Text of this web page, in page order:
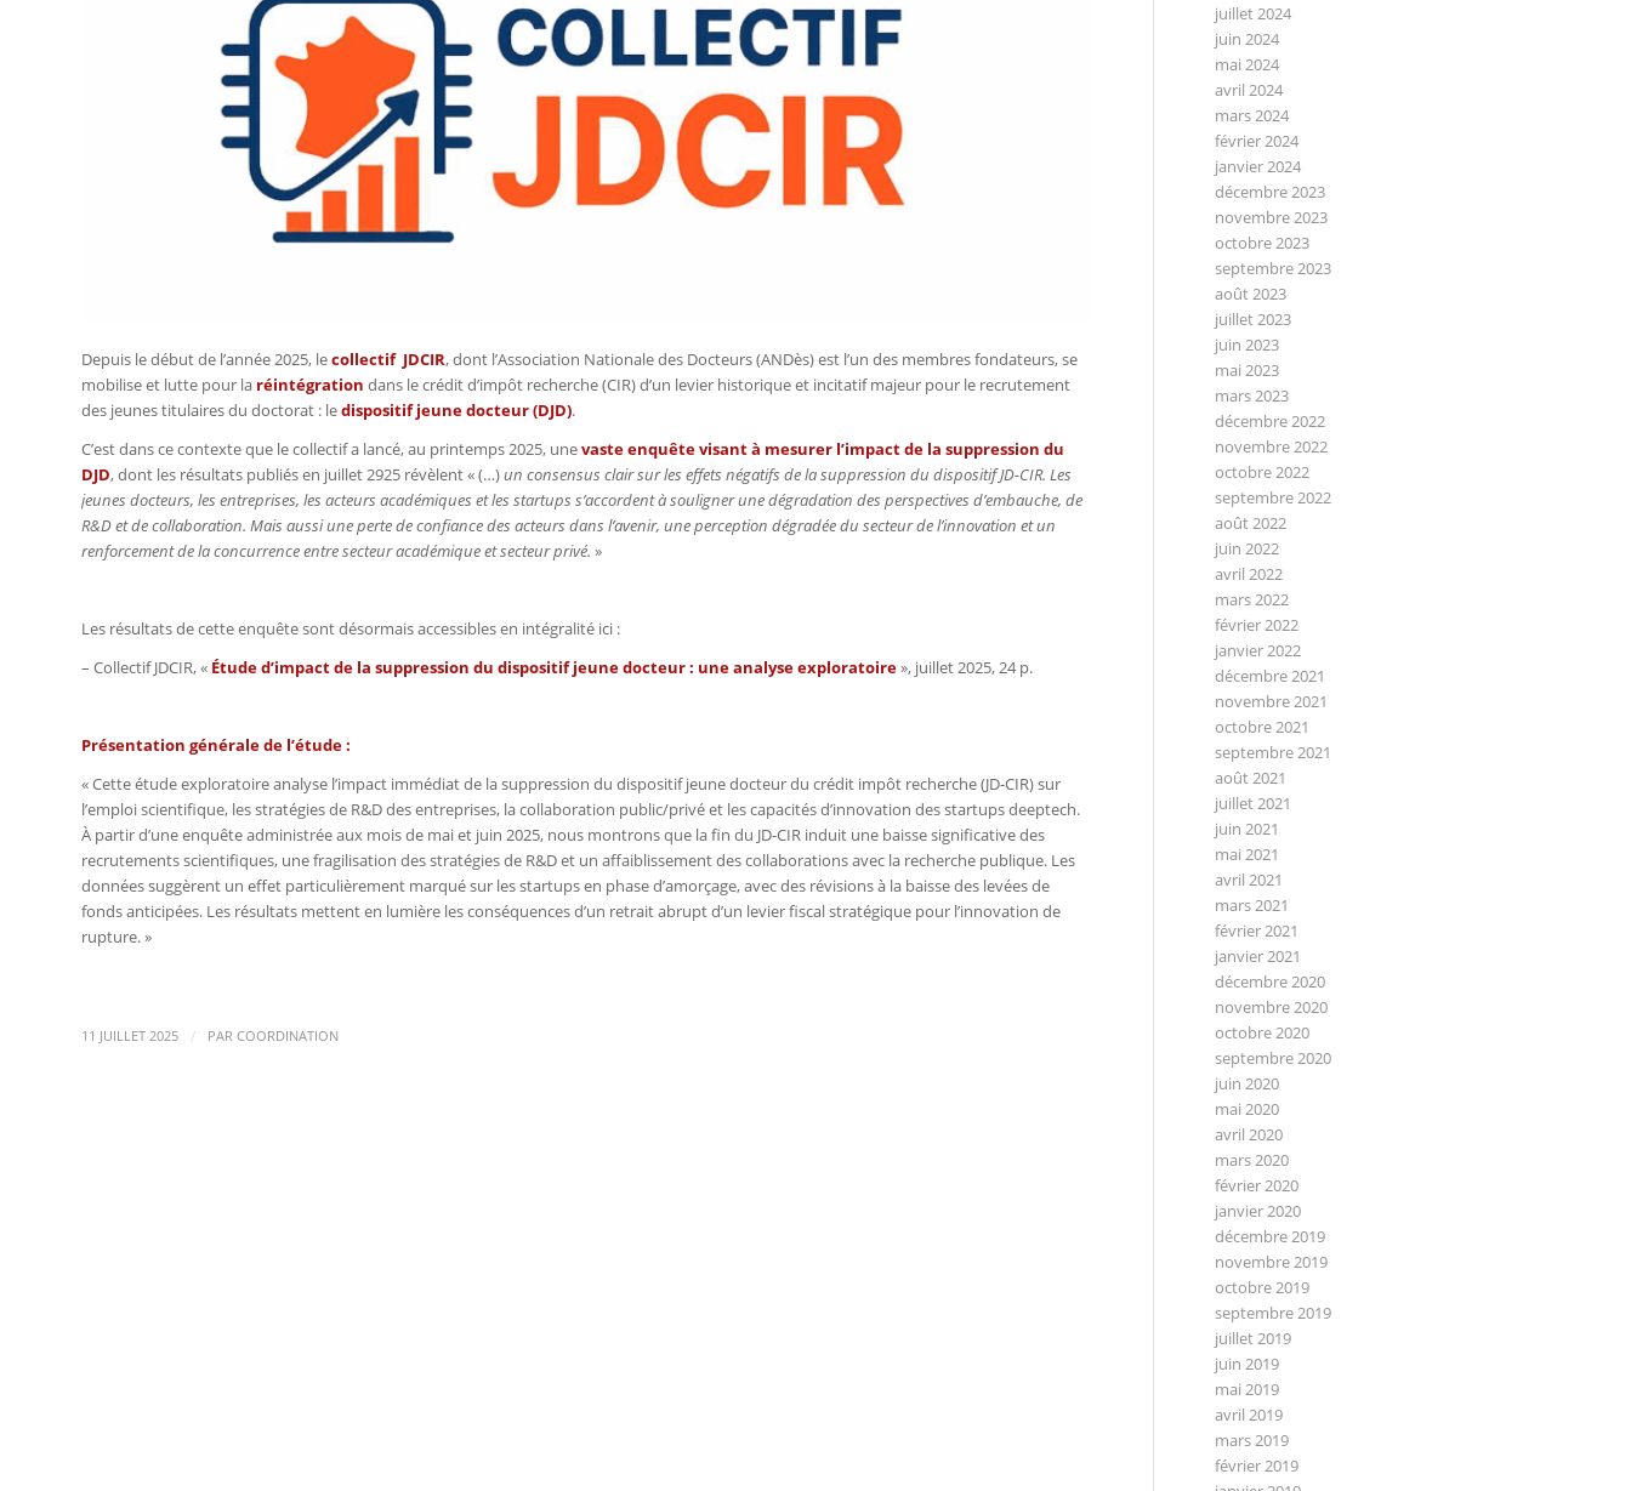
Depuis le début de l’année 2025, lecollectif JDCIR, dont l’Association Nationale des Docteurs (ANDès) est l’un des membres fondateurs, se
mobilise et lutte pour la réintégration dans le crédit d’impôt recherche (CIR) d’un levier historique et incitatif majeur pour le recrutement
des jeunes titulaires du doctorat : ledispositif jeune docteur (DJD).
C’est dans ce contexte que le collectif a lancé, au printemps 2025, unevaste enquête visant à mesurer l’impact de la suppression du
DJD, dont les résultats publiés en juillet 2925 révèlent « (…)un consensus clair sur les effets négatifs de la suppression du dispositif JD-CIR. Les
jeunes docteurs, les entreprises, les acteurs académiques et les startups s’accordent à souligner une dégradation des perspectives d’embauche, de
R&D et de collaboration. Mais aussi une perte de confiance des acteurs dans l’avenir, une perception dégradée du secteur de l’innovation et un
renforcement de la concurrence entre secteur académique et secteur privé. »
Les résultats de cette enquête sont désormais accessibles en intégralité ici :
– Collectif JDCIR, « Étude d’impact de la suppression du dispositif jeune docteur : une analyse exploratoire», juillet 2025, 24 p.
Présentation générale de l’étude :
« Cette étude exploratoire analyse l’impact immédiat de la suppression du dispositif jeune docteur du crédit impôt recherche (JD-CIR) sur
l’emploi scientifique, les stratégies de R&D des entreprises, la collaboration public/privé et les capacités d’innovation des startups deeptech.
À partir d’une enquête administrée aux mois de mai et juin 2025, nous montrons que la fin du JD-CIR induit une baisse significative des
recrutements scientifiques, une fragilisation des stratégies de R&D et un affaiblissement des collaborations avec la recherche publique. Les
données suggèrent un effet particulièrement marqué sur les startups en phase d’amorçage, avec des révisions à la baisse des levées de
fonds anticipées. Les résultats mettent en lumière les conséquences d’un retrait abrupt d’un levier fiscal stratégique pour l’innovation de
rupture. »
11 JUILLET 2025 / PAR COORDINATION
juillet 2024
juin 2024
mai 2024
avril 2024
mars 2024
février 2024
janvier 2024
décembre 2023
novembre 2023
octobre 2023
septembre 2023
août 2023
juillet 2023
juin 2023
mai 2023
mars 2023
décembre 2022
novembre 2022
octobre 2022
septembre 2022
août 2022
juin 2022
avril 2022
mars 2022
février 2022
janvier 2022
décembre 2021
novembre 2021
octobre 2021
septembre 2021
août 2021
juillet 2021
juin 2021
mai 2021
avril 2021
mars 2021
février 2021
janvier 2021
décembre 2020
novembre 2020
octobre 2020
septembre 2020
juin 2020
mai 2020
avril 2020
mars 2020
février 2020
janvier 2020
décembre 2019
novembre 2019
octobre 2019
septembre 2019
juillet 2019
juin 2019
mai 2019
avril 2019
mars 2019
février 2019